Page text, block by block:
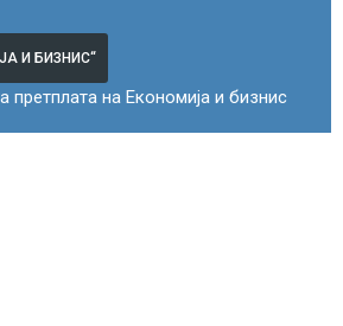
И БИЗНИС“
претплата на Економија и бизнис